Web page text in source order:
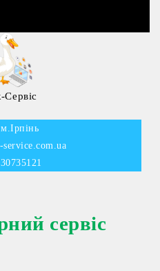
Сервіс
м.Ірпінь
service.com.ua
сервіс